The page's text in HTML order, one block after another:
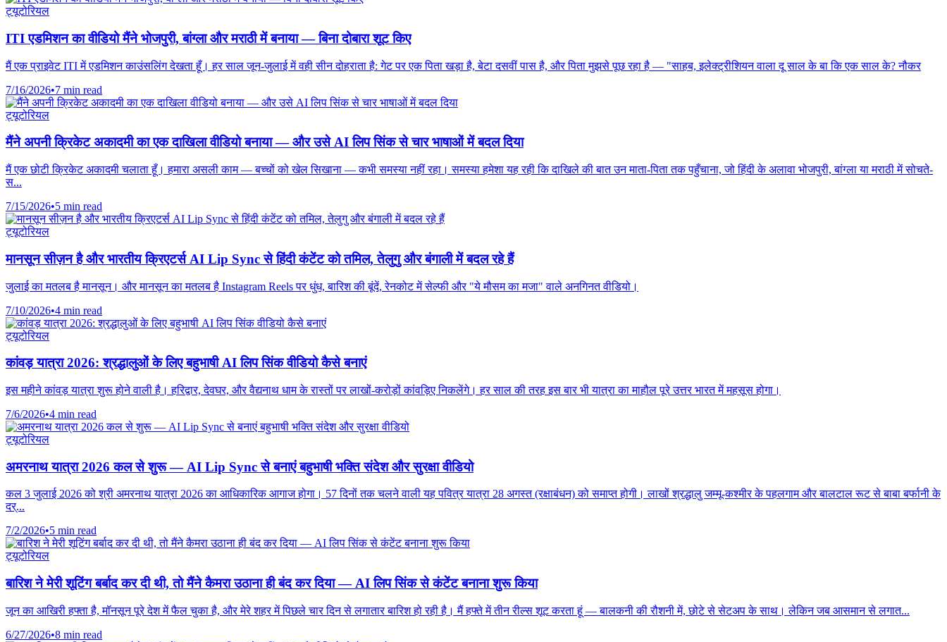
ट्यूटोरियल
ITI एडमिशन का वीडियो मैंने भोजपुरी, बांग्ला और मराठी में बनाया — बिना दोबारा शूट किए
मैं एक प्राइवेट ITI में एडमिशन काउंसलिंग देखता हूँ। हर साल जून-जुलाई में वही सीन दोहराता है: गेट पर एक पिता खड़ा है, बेटा दसवीं पास है, और पिता मुझसे पूछ रहा है — "साहब, इलेक्ट्रीशियन वाला दू साल के बा कि एक साल के? नौकर
7/16/2026•7 min read
ट्यूटोरियल
मैंने अपनी क्रिकेट अकादमी का एक दाखिला वीडियो बनाया — और उसे AI लिप सिंक से चार भाषाओं में बदल दिया
मैं एक छोटी क्रिकेट अकादमी चलाता हूँ। हमारा असली काम — बच्चों को खेल सिखाना — कभी समस्या नहीं रहा। समस्या हमेशा यह रही कि दाखिले की बात उन माता-पिता तक पहुँचाना, जो हिंदी के अलावा भोजपुरी, बांग्ला या मराठी में सोचते-
स...
7/15/2026•5 min read
ट्यूटोरियल
मानसून सीज़न है और भारतीय क्रिएटर्स AI Lip Sync से हिंदी कंटेंट को तमिल, तेलुगु और बंगाली में बदल रहे हैं
जुलाई का मतलब है मानसून। और मानसून का मतलब है Instagram Reels पर धुंध, बारिश की बूंदें, रेनकोट में सेल्फी और "ये मौसम का मजा" वाले अनगिनत वीडियो।
7/10/2026•4 min read
ट्यूटोरियल
कांवड़ यात्रा 2026: श्रद्धालुओं के लिए बहुभाषी AI लिप सिंक वीडियो कैसे बनाएं
इस महीने कांवड़ यात्रा शुरू होने वाली है। हरिद्वार, देवघर, और वैद्यनाथ धाम के रास्तों पर लाखों-करोड़ों कांवड़िए निकलेंगे। हर साल की तरह इस बार भी यात्रा का माहौल पूरे उत्तर भारत में महसूस होगा।
7/6/2026•4 min read
ट्यूटोरियल
अमरनाथ यात्रा 2026 कल से शुरू — AI Lip Sync से बनाएं बहुभाषी भक्ति संदेश और सुरक्षा वीडियो
कल 3 जुलाई 2026 को श्री अमरनाथ यात्रा 2026 का आधिकारिक आगाज होगा। 57 दिनों तक चलने वाली यह पवित्र यात्रा 28 अगस्त (रक्षाबंधन) को समाप्त होगी। लाखों श्रद्धालु जम्मू-कश्मीर के पहलगाम और बालटाल रूट से बाबा बर्फानी के
दर्...
7/2/2026•5 min read
ट्यूटोरियल
बारिश ने मेरी शूटिंग बर्बाद कर दी थी, तो मैंने कैमरा उठाना ही बंद कर दिया — AI लिप सिंक से कंटेंट बनाना शुरू किया
जून का आखिरी हफ्ता है, मॉनसून पूरे देश में फैल चुका है, और मेरे शहर में पिछले चार दिन से लगातार बारिश हो रही है। मैं हफ्ते में तीन रील्स शूट करता हूं — बालकनी की रौशनी में, छोटे से सेटअप के साथ। लेकिन जब आसमान से लगात...
6/27/2026•8 min read